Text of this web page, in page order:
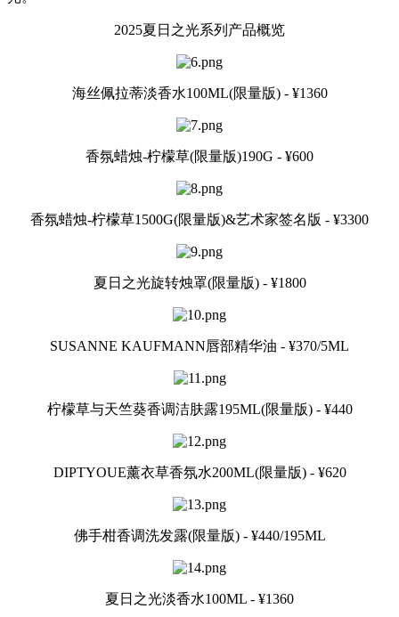
2025夏日之光系列产品概览
海丝佩拉蒂淡香水100ML(限量版) - ¥1360
香氛蜡烛-柠檬草(限量版)190G - ¥600
香氛蜡烛-柠檬草1500G(限量版)&艺术家签名版 - ¥3300
夏日之光旋转烛罩(限量版) - ¥1800
SUSANNE KAUFMANN唇部精华油 - ¥370/5ML
柠檬草与天竺葵香调洁肤露195ML(限量版) - ¥440
DIPTYOUE薰衣草香氛水200ML(限量版) - ¥620
佛手柑香调洗发露(限量版) - ¥440/195ML
夏日之光淡香水100ML - ¥1360